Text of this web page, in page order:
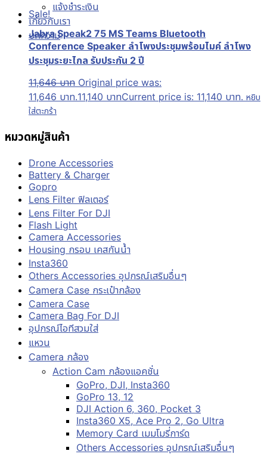
แจ้งชำระเงิน
เกี่ยวกับเรา
บทความ
Sale!
Jabra Speak2 75 MS Teams Bluetooth
Conference Speaker ลำโพงประชุมพร้อมไมค์ ลำโพง
ประชุมระยะไกล รับประกัน 2 ปี
11,646บาท Original price was:
11,646 บาท.11,140 บาทCurrent price is: 11,140 บาท. หยิบ
ใส่ตะกร้า
หมวดหมู่สินค้า
Drone Accessories
Battery & Charger
Gopro
Lens Filter ฟิลเตอร์
Lens Filter For DJI
Flash Light
Camera Accessories
Housing กรอบ เคสกันน้ำ
Insta360
Others Accessories อุปกรณ์เสริมอื่นๆ
Camera Case กระเป๋ากล้อง
Camera Case
Camera Bag For DJI
อุปกรณ์ไอทีสวมใส่
แหวน
Camera กล้อง
Action Cam กล้องแอคชั่น
GoPro, DJI, Insta360
GoPro 13, 12
DJI Action 6, 360, Pocket 3
Insta360 X5, Ace Pro 2, Go Ultra
Memory Card เมมโมรี่การ์ด
Others Accessories อุปกรณ์เสริมอื่นๆ